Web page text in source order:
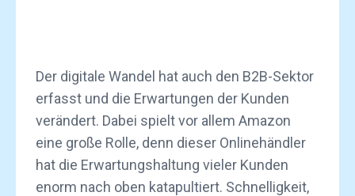
Der digitale Wandel hat auch den B2B-Sektor
erfasst und die Erwartungen der Kunden
verändert. Dabei spielt vor allem Amazon
eine große Rolle, denn dieser Onlinehändler
hat die Erwartungshaltung vieler Kunden
enorm nach oben katapultiert. Schnelligkeit,